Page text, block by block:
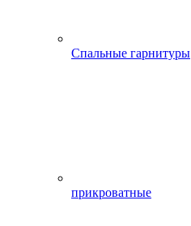
Спальные гарнитуры
прикроватные